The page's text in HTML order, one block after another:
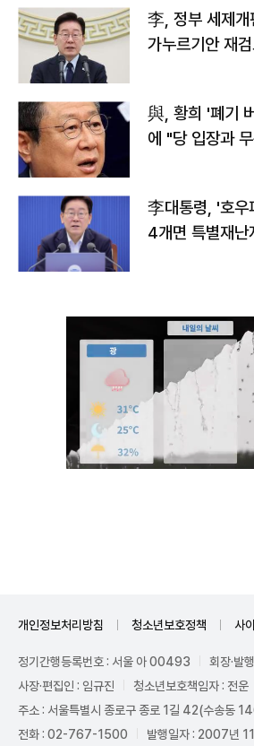
李, 정부 세제
가누르기안 재
與, 황희 '폐기
에 "당 입장과
李대통령, '호우
4개면 특별재난
개인정보처리방침 청소년보호정책 사
정기간행등록번호 : 서울 아 00493
회장·발
사장·편집인 : 임규진
청소년보호책임자 : 전운
주소 : 서울특별시 종로구 종로 1길 42(수송동
전화 : 02-767-1500
발행일자 : 2007년